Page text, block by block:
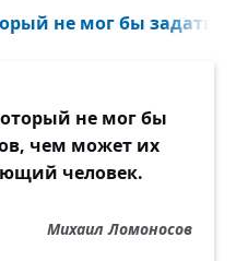
не мог бы задать
не мог бы
чем может их
человек.
Михаил Ломоносов